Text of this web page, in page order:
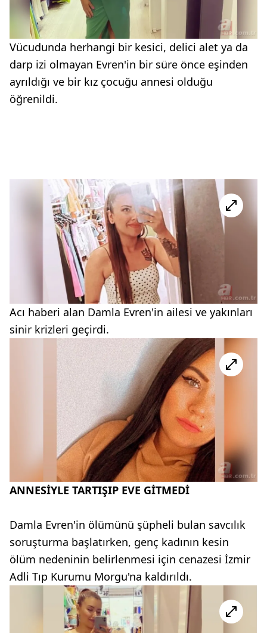
Vücudunda herhangi bir kesici, delici alet ya da
darp izi olmayan Evren'in bir süre önce eşinden
ayrıldığı ve bir kız çocuğu annesi olduğu
öğrenildi.
Acı haberi alan Damla Evren'in ailesi ve yakınları
sinir krizleri geçirdi.
ANNESİYLE TARTIŞIP EVE GİTMEDİ
Damla Evren'in ölümünü şüpheli bulan savcılık
soruşturma başlatırken, genç kadının kesin
ölüm nedeninin belirlenmesi için cenazesi İzmir
Adli Tıp Kurumu Morgu'na kaldırıldı.